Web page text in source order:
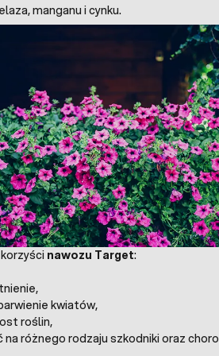
manganu i cynku.
nawozu Target:
kwiatów,
roślin,
różnego rodzaju szkodniki oraz